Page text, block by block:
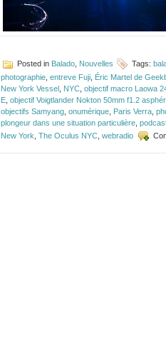
Posted in Balado Nouvelles Tags:
photographie entreve Fuji Éric Martel de
New York Vessel NYC objectif macro Laowa
E objectif Voigtlander Nokton 50mm f1.2
objectifs Samyang onumérique Paris Verra
plongeur dans une situation particulière
New York The Oculus NYC webradio